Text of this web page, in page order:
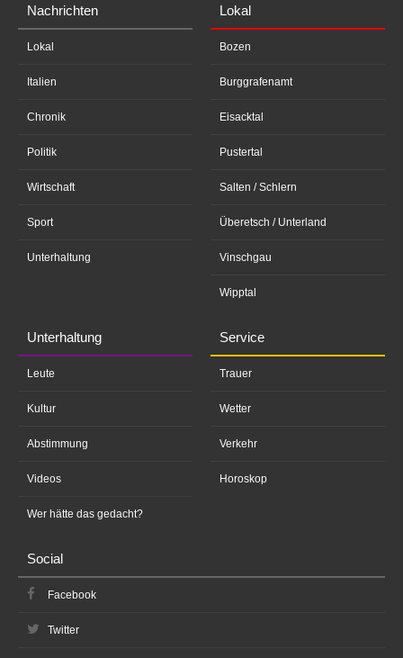
Nachrichten
Lokal
Italien
Chronik
Politik
Wirtschaft
Sport
Unterhaltung
Lokal
Bozen
Burggrafenamt
Eisacktal
Pustertal
Salten / Schlern
Überetsch / Unterland
Vinschgau
Wipptal
Unterhaltung
Leute
Kultur
Abstimmung
Videos
Wer hätte das gedacht?
Service
Trauer
Wetter
Verkehr
Horoskop
Social
Facebook
Twitter